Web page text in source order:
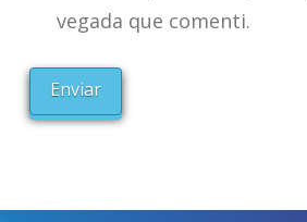
vegada que comenti.